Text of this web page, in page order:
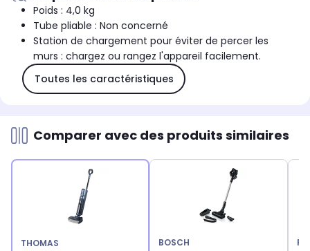
Poids : 4,0 kg
Tube pliable : Non concerné
Station de chargement pour éviter de percer les
murs : chargez ou rangez l'appareil facilement.
Toutes les caractéristiques
Comparer avec des produits similaires
THOMAS
BOSCH